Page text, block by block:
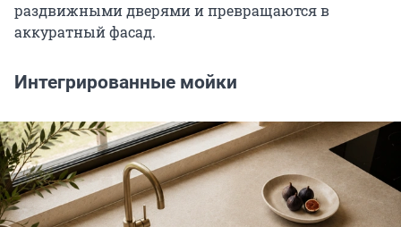
раздвижными дверями и превращаются в
аккуратный фасад.
Интегрированные мойки